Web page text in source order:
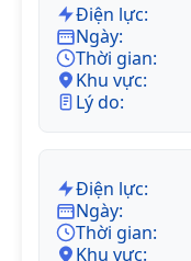
Điện lực:
Ngày:
Thời gian:
Khu vực:
Lý do:
Điện lực:
Ngày:
Thời gian:
Khu vực: